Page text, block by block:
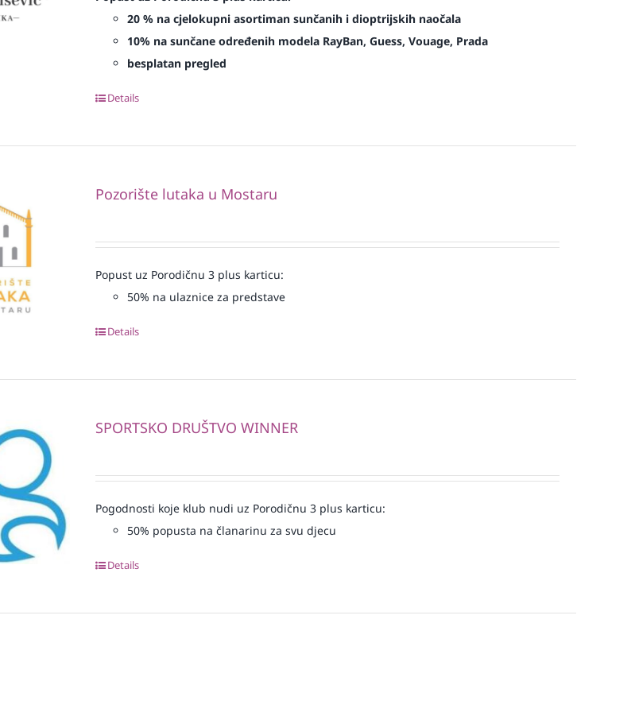
20 % na cjelokupni asortiman sunčanih i dioptrijskih naočala
10% na sunčane određenih modela RayBan, Guess, Vouage, Prada
besplatan pregled
Details
Pozorište lutaka u Mostaru
Popust uz Porodičnu 3 plus karticu:
50% na ulaznice za predstave
Details
SPORTSKO DRUŠTVO WINNER
Pogodnosti koje klub nudi uz Porodičnu 3 plus karticu:
50% popusta na članarinu za svu djecu
Details